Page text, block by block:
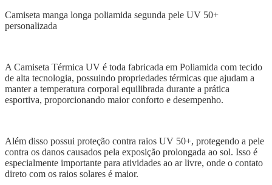
Camiseta manga longa poliamida segunda pele UV 50+
personalizada
A Camiseta Térmica UV é toda fabricada em Poliamida com tecido
de alta tecnologia, possuindo propriedades térmicas que ajudam a
manter a temperatura corporal equilibrada durante a prática
esportiva, proporcionando maior conforto e desempenho.
Além disso possui proteção contra raios UV 50+, protegendo a pele
contra os danos causados pela exposição prolongada ao sol. Isso é
especialmente importante para atividades ao ar livre, onde o contato
direto com os raios solares é maior.